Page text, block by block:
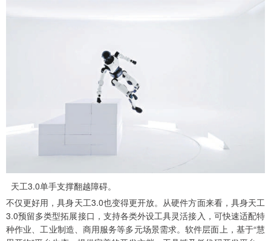
天工3.0单手支撑翻越障碍。
不仅更好用，具身天工3.0也变得更开放。从硬件方面来看，具身天工
3.0预留多类型拓展接口，支持各类外设工具灵活接入，可快速适配特
种作业、工业制造、商用服务等多元场景需求。软件层面上，基于“慧